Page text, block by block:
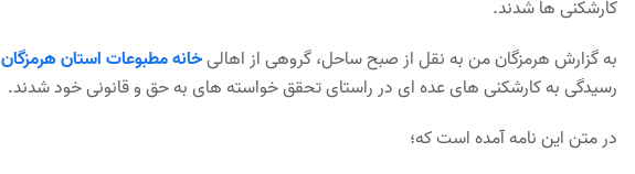
کارشکنی ها شدند.
به گزارش هرمزگان من به نقل از صبح ساحل، گروهی از اهالیخانه مطبوعات استان هرمزگان
رسیدگی به کارشکنی های عده ای در راستای تحقق خواسته های به حق و قانونی خود شدند.
در متن این نامه آمده است که؛